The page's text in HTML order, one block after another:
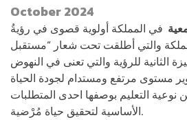
October 2024
في المملكة أولوية قصوى في رؤيةُ
والتي أطلقت تحت شعار “مستقبل
الثانية للرؤية والتي تعنى في النهوض
مستوى مرتفع ومستدام لجودة الحياة
نوعية التعليم بوصفها احدى المتطلبات
الأساسية لتحقيق حياة مُرْضية.